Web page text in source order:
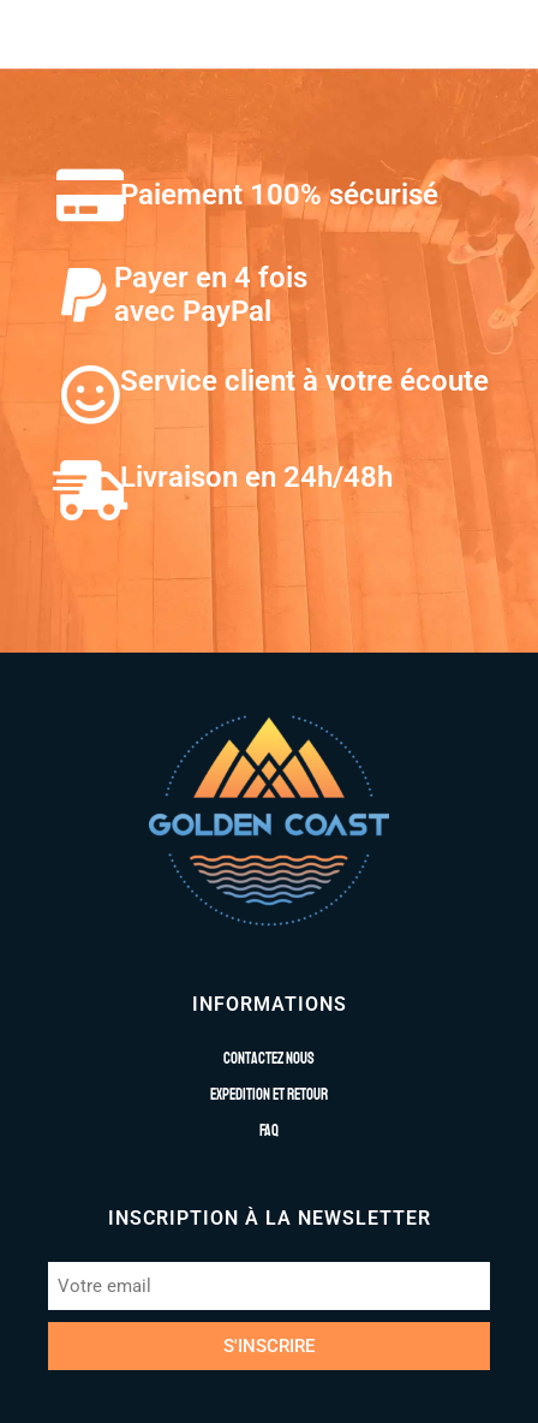
Paiement 100% sécurisé
Payer en 4 fois
avec PayPal
Service client à votre écoute
Livraison en 24h/48h
INFORMATIONS
Contactez nous
Expedition et retour
FAQ
INSCRIPTION À LA NEWSLETTER
S'INSCRIRE